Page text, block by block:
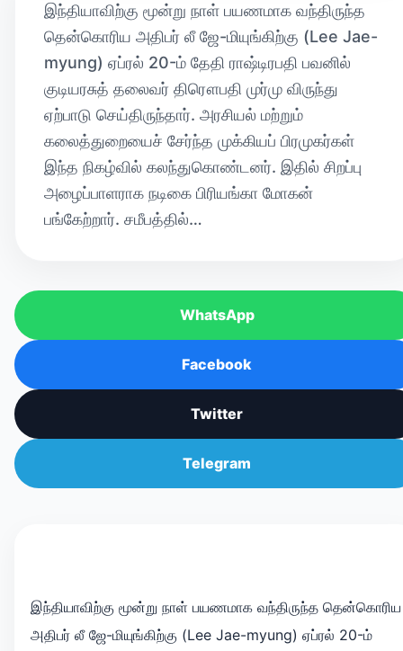
இந்தியாவிற்கு மூன்று நாள் பயணமாக வந்திருந்த
தென்கொரிய அதிபர் லீ ஜே-மியுங்கிற்கு (Lee Jae-
myung) ஏப்ரல் 20-ம் தேதி ராஷ்டிரபதி பவனில்
குடியரசுத் தலைவர் திரௌபதி முர்மு விருந்து
ஏற்பாடு செய்திருந்தார். அரசியல் மற்றும்
கலைத்துறையைச் சேர்ந்த முக்கியப் பிரமுகர்கள்
இந்த நிகழ்வில் கலந்துகொண்டனர். இதில் சிறப்பு
அழைப்பாளராக நடிகை பிரியங்கா மோகன்
பங்கேற்றார். சமீபத்தில்…
WhatsApp
Facebook
Twitter
Telegram
இந்தியாவிற்கு மூன்று நாள் பயணமாக வந்திருந்த தென்கொரிய
அதிபர் லீ ஜே-மியுங்கிற்கு (Lee Jae-myung) ஏப்ரல் 20-ம்